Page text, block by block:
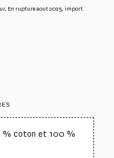
, En rupture aout 2025, import
% coton et 100 %